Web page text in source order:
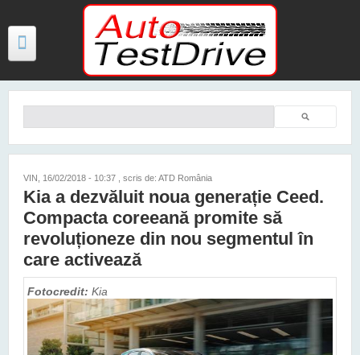
Mergi la conţinutul principal
TESTE
FOTO
PREȚURI MODELE NOI
MAȘINI ELECTRICE ȘI HIBRID
CONTACT
Căutare
VIN, 16/02/2018 - 10:37 , scris de: ATD România
Kia a dezvăluit noua generație Ceed.
Compacta coreeană promite să
revoluționeze din nou segmentul în
care activează
Fotocredit: Kia